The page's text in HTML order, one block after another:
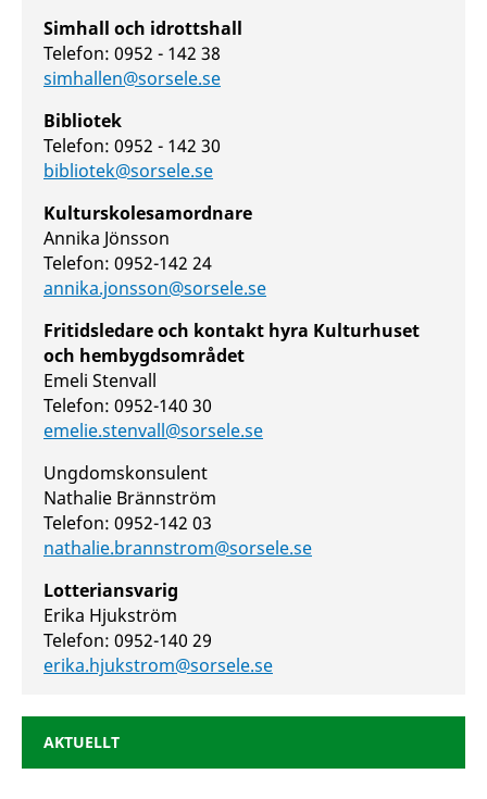
Simhall och idrottshall
Telefon: 0952 - 142 38
simhallen@sorsele.se
Bibliotek
Telefon: 0952 - 142 30
bibliotek@sorsele.se
Kulturskolesamordnare
Annika Jönsson
Telefon: 0952-142 24
annika.jonsson@sorsele.se
Fritidsledare och kontakt hyra Kulturhuset
och hembygdsområdet
Emeli Stenvall
Telefon: 0952-140 30
emelie.stenvall@sorsele.se
Ungdomskonsulent
Nathalie Brännström
Telefon: 0952-142 03
nathalie.brannstrom@sorsele.se
Lotteriansvarig
Erika Hjukström
Telefon: 0952-140 29
erika.hjukstrom@sorsele.se
AKTUELLT